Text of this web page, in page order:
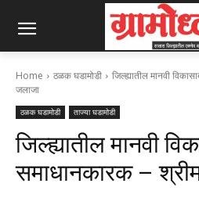
Home ठळक घडामोडी
जिल्ह्यातील मानवी
जलाजा
ठळक घडामोडी ताज्या घडामोडी
जिल्ह्यातील मानवी
समाधानकारक –